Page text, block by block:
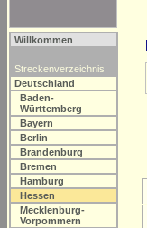
Willkommen
Streckenverzeichnis
Deutschland
Baden-
Württemberg
Bayern
Berlin
Brandenburg
Bremen
Hamburg
Hessen
Mecklenburg-
Vorpommern